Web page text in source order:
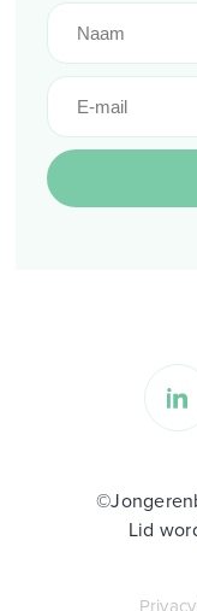
Lid